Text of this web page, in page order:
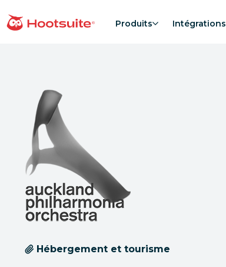
au
Accueil Produits Intégrations
Hébergement et tourisme